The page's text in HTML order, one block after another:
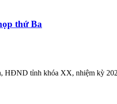
thứ Ba
HĐND tỉnh khóa XX, nhiệm kỳ